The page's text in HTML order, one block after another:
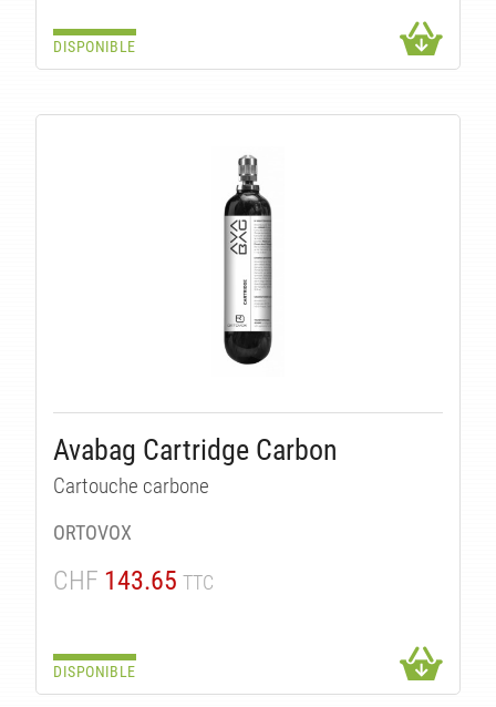
DISPONIBLE
Avabag Cartridge Carbon
Cartouche carbone
ORTOVOX
CHF 143.65 TTC
DISPONIBLE